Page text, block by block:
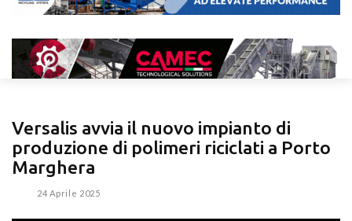
Versalis avvia il nuovo impianto di
produzione di polimeri riciclati a Porto
Marghera
24 Aprile 2025